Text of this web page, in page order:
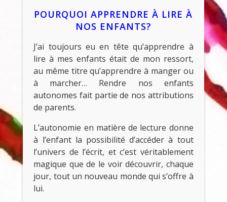
POURQUOI APPRENDRE À LIRE À
NOS ENFANTS?
J’ai toujours eu en tête qu’apprendre à
lire à mes enfants était de mon ressort,
au même titre qu’apprendre à manger ou
à marcher… Rendre nos enfants
autonomes fait partie de nos attributions
de parents.
L’autonomie en matière de lecture donne
à l’enfant la possibilité d’accéder à tout
l’univers de l’écrit, et c’est véritablement
magique que de le voir découvrir, chaque
jour, tout un nouveau monde qui s’offre à
lui.